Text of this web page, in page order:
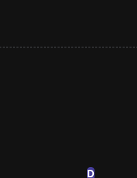
Junior
D